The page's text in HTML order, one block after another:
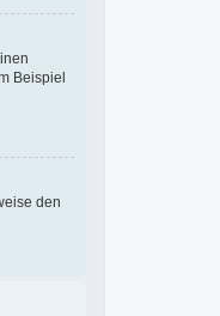
Beispiel
den